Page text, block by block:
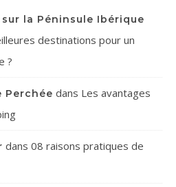
la Péninsule Ibérique
destinations pour un
?
Perchée dans Les avantages
dans 08 raisons pratiques de